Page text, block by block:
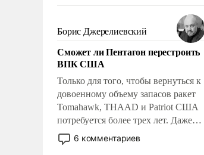
на себя ответственность, помогать
слабым, идти вперед и
адаптироваться.
Борис Джерелиевский
Сможет ли Пентагон перестроить
ВПК США
Только для того, чтобы вернуться к
довоенному объему запасов ракет
Tomahawk, THAAD и Patriot США
потребуется более трех лет. Даже
небольшая война с Ираном
опустошила американские
6 комментариев